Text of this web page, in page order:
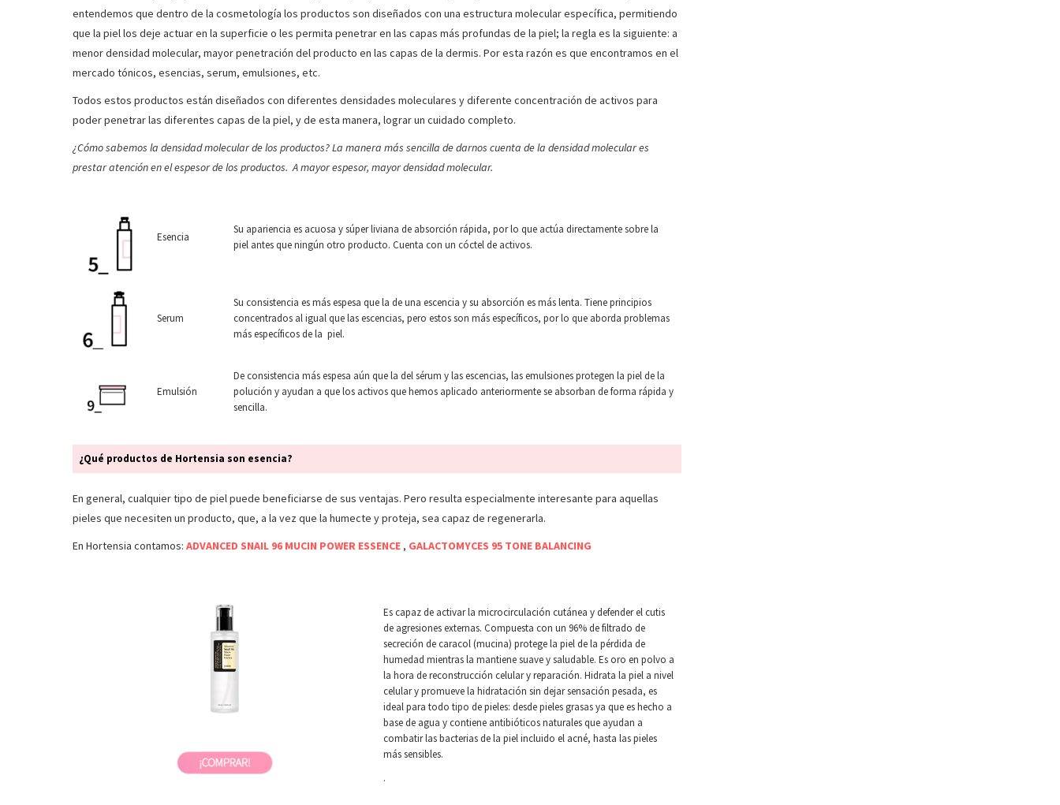
entendemos que dentro de la cosmetología los productos son diseñados con una estructura molecular específica, permitiendo
que la piel los deje actuar en la superficie o les permita penetrar en las capas más profundas de la piel; la regla es la siguiente: a
menor densidad molecular, mayor penetración del producto en las capas de la dermis. Por esta razón es que encontramos en el
mercado tónicos, esencias, serum, emulsiones, etc.
Todos estos productos están diseñados con diferentes densidades moleculares y diferente concentración de activos para
poder penetrar las diferentes capas de la piel, y de esta manera, lograr un cuidado completo.
¿Cómo sabemos la densidad molecular de los productos? La manera más sencilla de darnos cuenta de la densidad molecular es
prestar atención en el espesor de los productos. A mayor espesor, mayor densidad molecular.
Esencia
Su apariencia es acuosa y súper liviana de absorción rápida, por lo que actúa directamente sobre la
piel antes que ningún otro producto. Cuenta con un cóctel de activos.
Serum
Su consistencia es más espesa que la de una escencia y su absorción es más lenta. Tiene principios
concentrados al igual que las escencias, pero estos son más específicos, por lo que aborda problemas
más específicos de la piel.
Emulsión
De consistencia más espesa aún que la del sérum y las escencias, las emulsiones protegen la piel de la
polución y ayudan a que los activos que hemos aplicado anteriormente se absorban de forma rápida y
sencilla.
¿Qué productos de Hortensia son esencia?
En general, cualquier tipo de piel puede beneficiarse de sus ventajas. Pero resulta especialmente interesante para aquellas
pieles que necesiten un producto, que, a la vez que la humecte y proteja, sea capaz de regenerarla.
En Hortensia contamos: ADVANCED SNAIL 96 MUCIN POWER ESSENCE , GALACTOMYCES 95 TONE BALANCING
Es capaz de activar la microcirculación cutánea y defender el cutis
de agresiones externas. Compuesta con un 96% de filtrado de
secreción de caracol (mucina) protege la piel de la pérdida de
humedad mientras la mantiene suave y saludable. Es oro en polvo a
la hora de reconstrucción celular y reparación. Hidrata la piel a nivel
celular y promueve la hidratación sin dejar sensación pesada, es
ideal para todo tipo de pieles: desde pieles grasas ya que es hecho a
base de agua y contiene antibióticos naturales que ayudan a
combatir las bacterias de la piel incluido el acné, hasta las pieles
más sensibles.
.